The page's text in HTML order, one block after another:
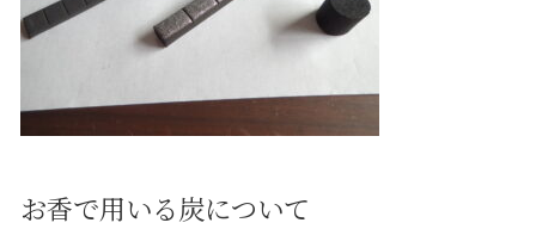
お香で用いる炭について